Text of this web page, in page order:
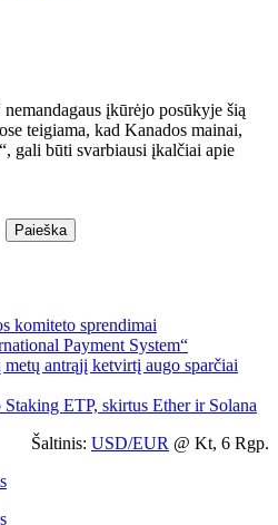
įkūrėjo posūkyje šią
teigiama, kad Kanados mainai,
gali būti svarbiausi įkalčiai apie
Paieška
komiteto sprendimai
Payment System“
antrąjį ketvirtį augo sparčiai
ETP, skirtus Ether ir Solana
Šaltinis: USD/EUR @ Kt, 6 Rgp.